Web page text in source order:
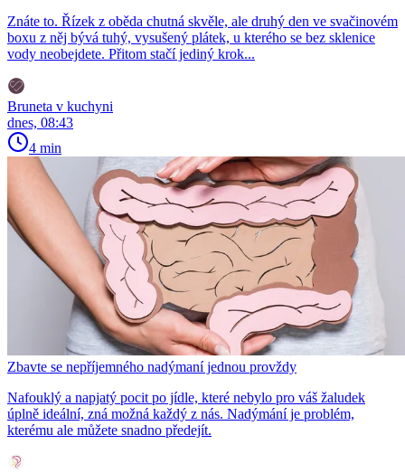
Znáte to. Řízek z oběda chutná skvěle, ale druhý den ve svačinovém
boxu z něj bývá tuhý, vysušený plátek, u kterého se bez sklenice
vody neobejdete. Přitom stačí jediný krok...
Bruneta v kuchyni
dnes, 08:43
4 min
Zbavte se nepříjemného nadýmaní jednou provždy
Nafouklý a napjatý pocit po jídle, které nebylo pro váš žaludek
úplně ideální, zná možná každý z nás. Nadýmání je problém,
kterému ale můžete snadno předejít.